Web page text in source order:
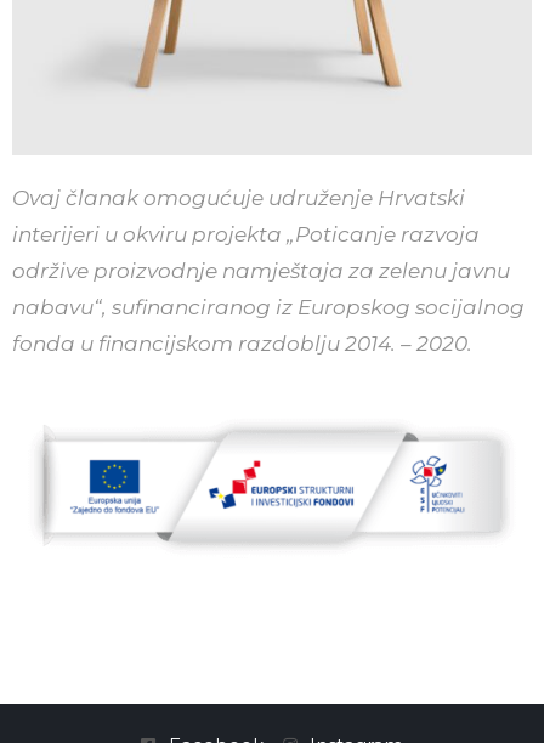
Ovaj članak omogućuje udruženje Hrvatski
interijeri u okviru projekta „Poticanje razvoja
održive proizvodnje namještaja za zelenu javnu
nabavu“, sufinanciranog iz Europskog socijalnog
fonda u financijskom razdoblju 2014. – 2020.